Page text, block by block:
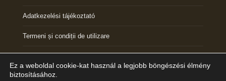
Adatkezelési tájékoztató
Termeni și condiții de utilizare
Ez a weboldal cookie-kat használ a legjobb böngészési élmény
biztosításához.